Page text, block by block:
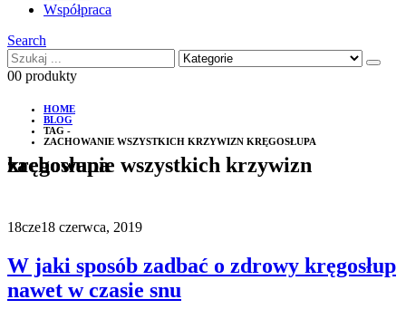
Współpraca
Search
00 produkty
HOME
BLOG
TAG -
ZACHOWANIE WSZYSTKICH KRZYWIZN KRĘGOSŁUPA
zachowanie wszystkich krzywizn kręgosłupa
18cze18 czerwca, 2019
W jaki sposób zadbać o zdrowy kręgosłup
nawet w czasie snu